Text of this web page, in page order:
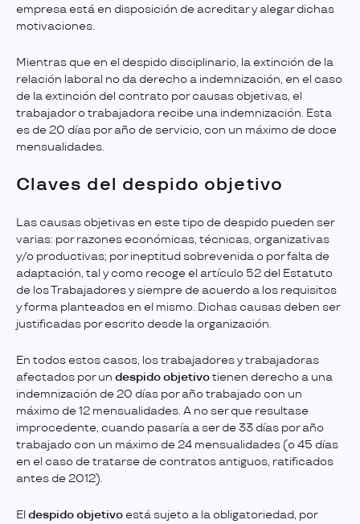
empresa está en disposición de acreditar y alegar dichas
motivaciones.
Mientras que en el despido disciplinario, la extinción de la
relación laboral no da derecho a indemnización, en el caso
de la extinción del contrato por causas objetivas, el
trabajador o trabajadora recibe una indemnización. Esta
es de 20 días por año de servicio, con un máximo de doce
mensualidades.
Claves del despido objetivo
Las causas objetivas en este tipo de despido pueden ser
varias: por razones económicas, técnicas, organizativas
y/o productivas; por ineptitud sobrevenida o por falta de
adaptación, tal y como recoge el artículo 52 del Estatuto
de los Trabajadores y siempre de acuerdo a los requisitos
y forma planteados en el mismo. Dichas causas deben ser
justificadas por escrito desde la organización.
En todos estos casos, los trabajadores y trabajadoras
afectados por un despido objetivotienen derecho a una
indemnización de 20 días por año trabajado con un
máximo de 12 mensualidades. A no ser que resultase
improcedente, cuando pasaría a ser de 33 días por año
trabajado con un máximo de 24 mensualidades (o 45 días
en el caso de tratarse de contratos antiguos, ratificados
antes de 2012).
El despido objetivo está sujeto a la obligatoriedad, por